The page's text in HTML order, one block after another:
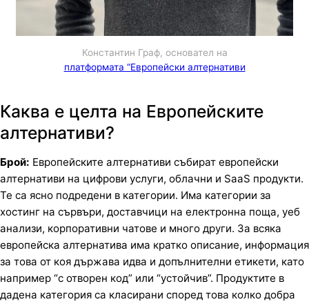
Константин Граф, основател на
платформата “Европейски алтернативи
Каква е целта на Европейските
алтернативи?
Брой: Европейските алтернативи събират европейски
алтернативи на цифрови услуги, облачни и SaaS продукти.
Те са ясно подредени в категории. Има категории за
хостинг на сървъри, доставчици на електронна поща, уеб
анализи, корпоративни чатове и много други. За всяка
европейска алтернатива има кратко описание, информация
за това от коя държава идва и допълнителни етикети, като
например “с отворен код” или “устойчив”. Продуктите в
дадена категория са класирани според това колко добра